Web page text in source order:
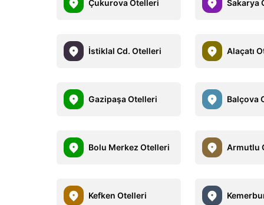
Çukurova Otelleri Sakarya
İstiklal Cd. Otelleri Alaçatı
Gazipaşa Otelleri Balçova
Bolu Merkez Otelleri Armutlu
Kefken Otelleri